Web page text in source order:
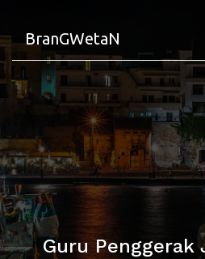
BranGWetaN
Guru Penggerak